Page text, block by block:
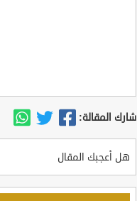
شارك المقالة:
هل أعجبك المقال